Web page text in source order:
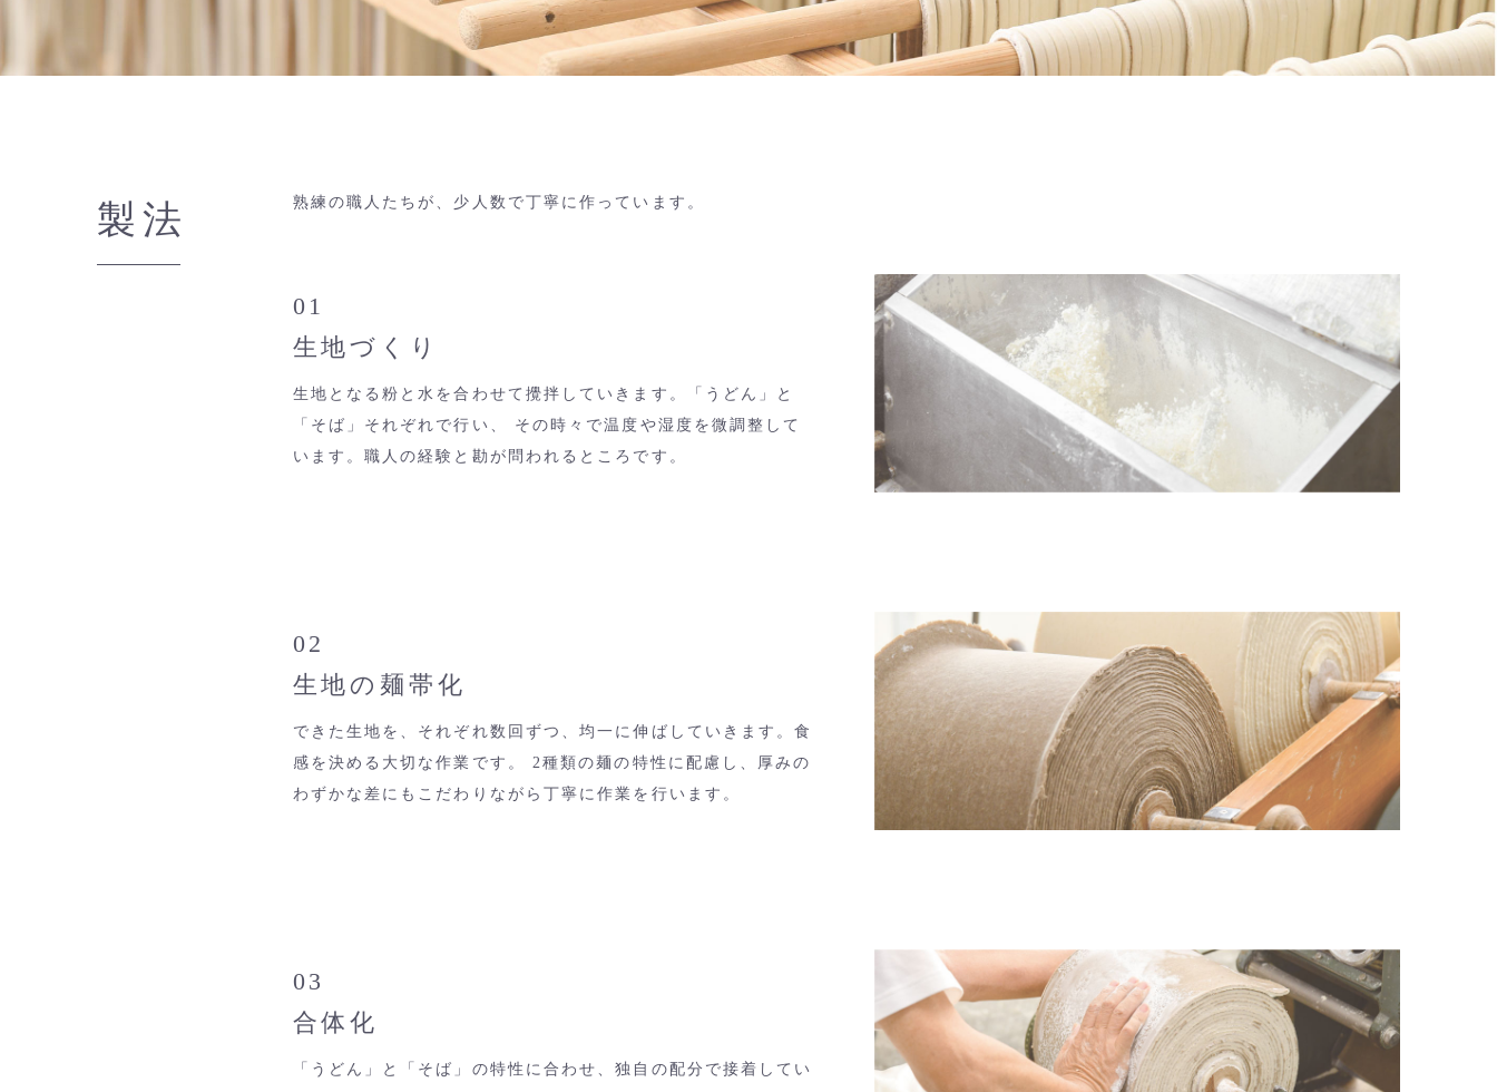
製法 熟練の職人たちが、少人数で丁寧に作っています。
01
生地づくり
生地となる粉と水を合わせて攪拌していきます。「うどん」と
「そば」それぞれで行い、 その時々で温度や湿度を微調整して
います。職人の経験と勘が問われるところです。
02
生地の麺帯化
できた生地を、それぞれ数回ずつ、均一に伸ばしていきます。食
感を決める大切な作業です。 2種類の麺の特性に配慮し、厚みの
わずかな差にもこだわりながら丁寧に作業を行います。
03
合体化
「うどん」と「そば」の特性に合わせ、独自の配分で接着してい